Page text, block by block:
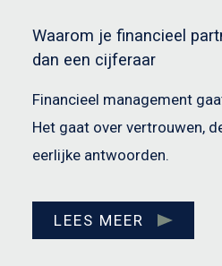
Waarom je financieel
dan een cijferaar
Financieel management
Het gaat over vertrouwen,
eerlijke antwoorden.
LEES MEER